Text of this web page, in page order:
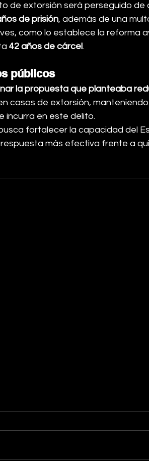
de extorsión será perseguido de
de prisión, además de una
como lo establece la reforma
42 años de cárcel.
públicos
la propuesta que planteaba
casos de extorsión,
incurra en este delito.
fortalecer la capacidad del
más efectiva frente a